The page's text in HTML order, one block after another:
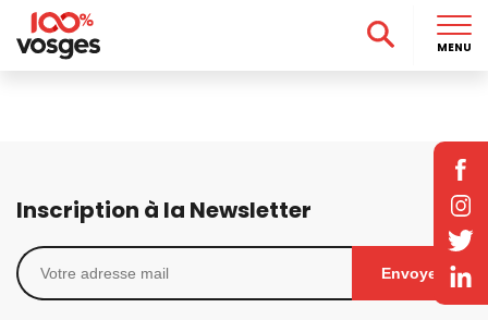
Inscription à la Newsletter
Envoyer
MENU